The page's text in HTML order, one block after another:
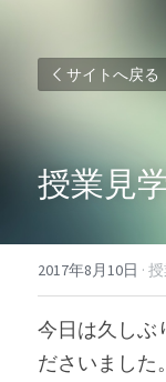
サイトへ戻る
授業見
2017年8月10日 ·
今日は久しぶ
ださいました。